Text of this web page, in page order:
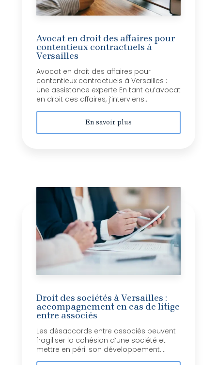
Avocat en droit des affaires pour
contentieux contractuels à
Versailles
Avocat en droit des affaires pour
contentieux contractuels à Versailles :
Une assistance experte En tant qu’avocat
en droit des affaires, j’interviens...
En savoir plus
Droit des sociétés à Versailles :
accompagnement en cas de litige
entre associés
Les désaccords entre associés peuvent
fragiliser la cohésion d’une société et
mettre en péril son développement....